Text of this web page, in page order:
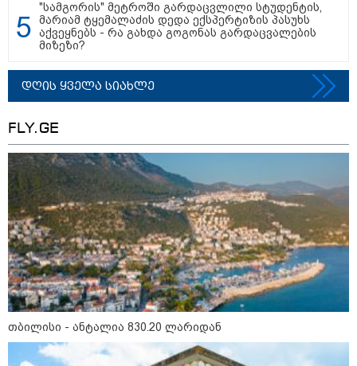
15:42 / 07-08-2026
"საიდან იცის, მან სინამდვილეში რა
ხდებოდა... აფხაზეთის ომში თუ არ
ვცდები სამჯერ არის ნამყოფი, არც
ერთხელ 10 დღეს არ ცდებოდა" - გია
ყარყარაშვილი გიორგი ბარამიძის
განცხადებაზე
10:58 / 06-08-2026
"დადგება დრო და თქვენი
დღევანდელი "პოსტაობა"
საკუთარ თავთან
შეგარცხვენთ... თქვენი
შეცდომა არის დანაშაულის
ტოლფასი" - ეკა კუპატაძე ნანუკა
ჟორჟოლიანს
"სამგორის" მეტროში გარდაცვლილი სტუდენტის,
მარიამ ტყემალაძის დედა ექსპერტიზის პასუხს
აქვეყნებს - რა გახდა გოგონას გარდაცვალების
მიზეზი?
დღის ყველა სიახლე
FLY.GE
თბილისი - ანტალია 830.20 ლარიდან